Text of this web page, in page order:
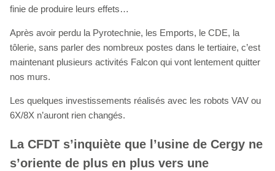
finie de produire leurs effets…
Après avoir perdu la Pyrotechnie, les Emports, le CDE, la
tôlerie, sans parler des nombreux postes dans le tertiaire, c’est
maintenant plusieurs activités Falcon qui vont lentement quitter
nos murs.
Les quelques investissements réalisés avec les robots VAV ou
6X/8X n’auront rien changés.
La CFDT s’inquiète que l’usine de Cergy ne
s’oriente de plus en plus vers une